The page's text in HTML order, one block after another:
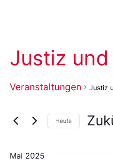
Justiz
Veranstaltungen Justiz
Heute
das
Mai 2025